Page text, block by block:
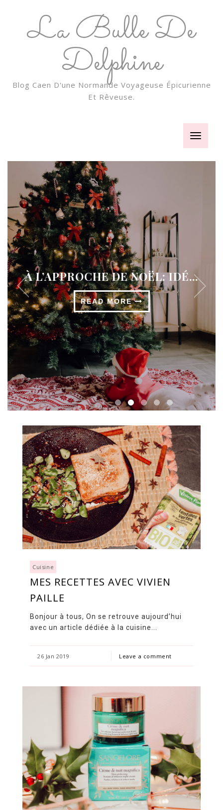
La Bulle De
Delphine
Blog Caen D'une Normande Voyageuse Épicurienne
Et Rêveuse.
Toggle
À L’APPROCHE DE NOËL: IDÉ...
READ MORE
Cuisine
MES RECETTES AVEC VIVIEN
PAILLE
Bonjour à tous, On se retrouve aujourd’hui
avec un article dédiée à la cuisine...
26 Jan 2019 Leave a comment